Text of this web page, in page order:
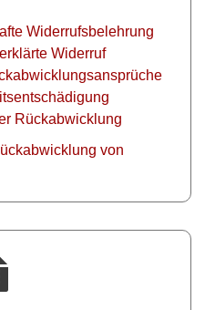
Widerrufsbelehrung
Widerruf
Rückabwicklung
von